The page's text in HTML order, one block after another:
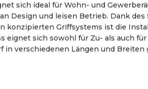
sich ideal für Wohn- und
Design und leisen Betrieb. Dank des
konzipierten Griffsystems ist die
eignet sich sowohl für Zu- als auch
in verschiedenen Längen und Breiten